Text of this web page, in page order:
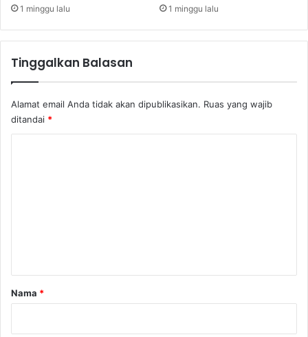
1 minggu lalu 1 minggu lalu
Tinggalkan Balasan
Alamat email Anda tidak akan dipublikasikan. Ruas yang wajib
ditandai *
rNama *